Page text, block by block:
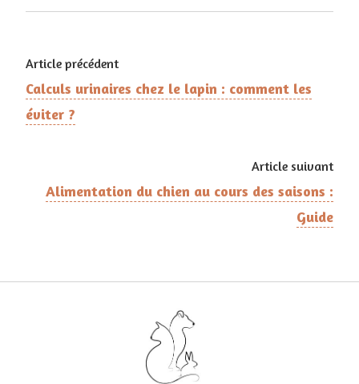
Article précédent
Calculs urinaires chez le lapin : comment les
éviter ?
Article suivant
Alimentation du chien au cours des saisons :
Guide